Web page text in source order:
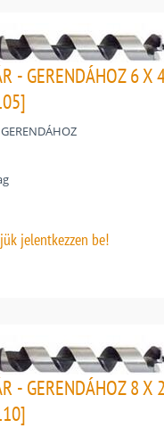
- GERENDÁHOZ 6 X
jelentkezzen be!
- GERENDÁHOZ 8 X